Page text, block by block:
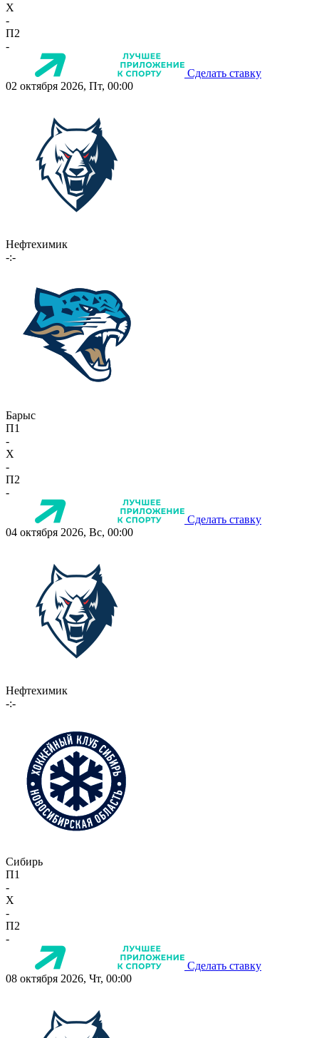
X
-
П2
-
Сделать ставку
02 октября 2026, Пт, 00:00
Нефтехимик
-:-
Барыс
П1
-
X
-
П2
-
Сделать ставку
04 октября 2026, Вс, 00:00
Нефтехимик
-:-
Сибирь
П1
-
X
-
П2
-
Сделать ставку
08 октября 2026, Чт, 00:00